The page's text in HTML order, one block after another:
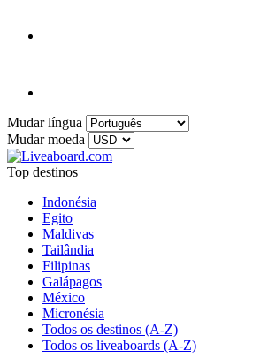
Mudar língua
Mudar moeda
Top destinos
Indonésia
Egito
Maldivas
Tailândia
Filipinas
Galápagos
México
Micronésia
Todos os destinos (A-Z)
Todos os liveaboards (A-Z)